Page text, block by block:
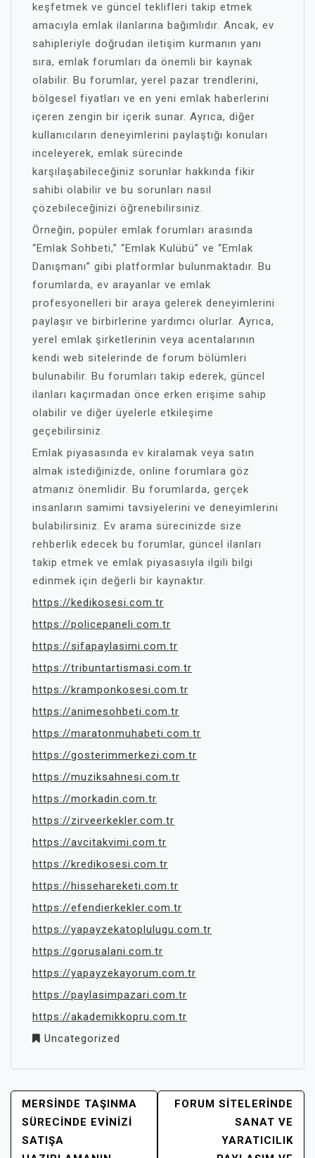
keşfetmek ve güncel teklifleri takip etmek
amacıyla emlak ilanlarına bağımlıdır. Ancak, ev
sahipleriyle doğrudan iletişim kurmanın yanı
sıra, emlak forumları da önemli bir kaynak
olabilir. Bu forumlar, yerel pazar trendlerini,
bölgesel fiyatları ve en yeni emlak haberlerini
içeren zengin bir içerik sunar. Ayrıca, diğer
kullanıcıların deneyimlerini paylaştığı konuları
inceleyerek, emlak sürecinde
karşılaşabileceğiniz sorunlar hakkında fikir
sahibi olabilir ve bu sorunları nasıl
çözebileceğinizi öğrenebilirsiniz.
Örneğin, popüler emlak forumları arasında
“Emlak Sohbeti,” “Emlak Kulübü” ve “Emlak
Danışmanı” gibi platformlar bulunmaktadır. Bu
forumlarda, ev arayanlar ve emlak
profesyonelleri bir araya gelerek deneyimlerini
paylaşır ve birbirlerine yardımcı olurlar. Ayrıca,
yerel emlak şirketlerinin veya acentalarının
kendi web sitelerinde de forum bölümleri
bulunabilir. Bu forumları takip ederek, güncel
ilanları kaçırmadan önce erken erişime sahip
olabilir ve diğer üyelerle etkileşime
geçebilirsiniz.
Emlak piyasasında ev kiralamak veya satın
almak istediğinizde, online forumlara göz
atmanız önemlidir. Bu forumlarda, gerçek
insanların samimi tavsiyelerini ve deneyimlerini
bulabilirsiniz. Ev arama sürecinizde size
rehberlik edecek bu forumlar, güncel ilanları
takip etmek ve emlak piyasasıyla ilgili bilgi
edinmek için değerli bir kaynaktır.
https://kedikosesi.com.tr
https://policepaneli.com.tr
https://sifapaylasimi.com.tr
https://tribuntartismasi.com.tr
https://kramponkosesi.com.tr
https://animesohbeti.com.tr
https://maratonmuhabeti.com.tr
https://gosterimmerkezi.com.tr
https://muziksahnesi.com.tr
https://morkadin.com.tr
https://zirveerkekler.com.tr
https://avcitakvimi.com.tr
https://kredikosesi.com.tr
https://hissehareketi.com.tr
https://efendierkekler.com.tr
https://yapayzekatoplulugu.com.tr
https://gorusalani.com.tr
https://yapayzekayorum.com.tr
https://paylasimpazari.com.tr
https://akademikkopru.com.tr
Uncategorized
YAZI
GEZINMESI
MERSINDE TAŞINMA
SÜRECINDE EVINIZI
SATIŞA
FORUM SITELERINDE
SANAT VE
YARATICILIK